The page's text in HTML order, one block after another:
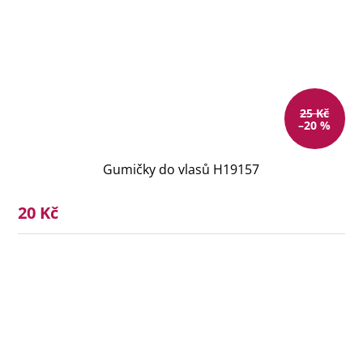
25 Kč
–20 %
Gumičky do vlasů H19157
20 Kč